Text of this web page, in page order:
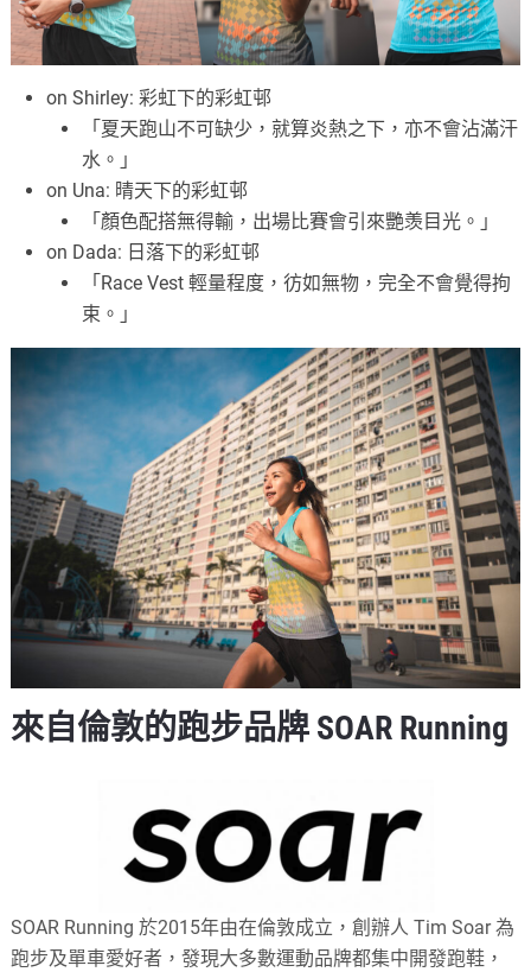
on Shirley: 彩虹下的彩虹邨
「夏天跑山不可缺少，就算炎熱之下，亦不會沾滿汗
水。」
on Una: 晴天下的彩虹邨
「顏色配搭無得輸，出場比賽會引來艷羡目光。」
on Dada: 日落下的彩虹邨
「Race Vest 輕量程度，彷如無物，完全不會覺得拘
束。」
來自倫敦的跑步品牌 SOAR Running
SOAR Running 於2015年由在倫敦成立，創辦人 Tim Soar 為
跑步及單車愛好者，發現大多數運動品牌都集中開發跑鞋，